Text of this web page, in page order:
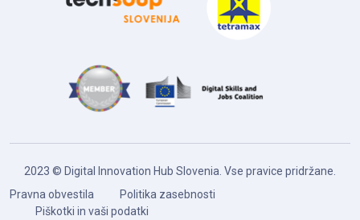
2023 © Digital Innovation Hub Slovenia. Vse pravice pridržane.
Pravna obvestila
Politika zasebnosti
Piškotki in vaši podatki